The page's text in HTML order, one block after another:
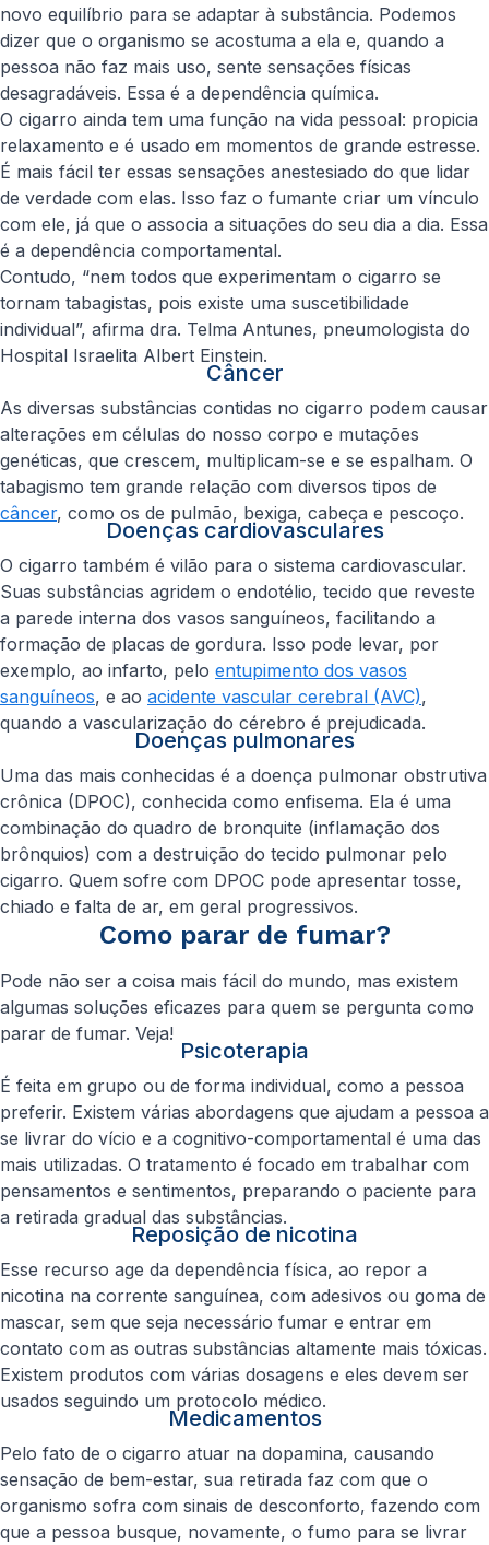
novo equilíbrio para se adaptar à substância. Podemos
dizer que o organismo se acostuma a ela e, quando a
pessoa não faz mais uso, sente sensações físicas
desagradáveis. Essa é a dependência química.
O cigarro ainda tem uma função na vida pessoal: propicia
relaxamento e é usado em momentos de grande estresse.
É mais fácil ter essas sensações anestesiado do que lidar
de verdade com elas. Isso faz o fumante criar um vínculo
com ele, já que o associa a situações do seu dia a dia. Essa
é a dependência comportamental.
Contudo, “nem todos que experimentam o cigarro se
tornam tabagistas, pois existe uma suscetibilidade
individual”, afirma dra. Telma Antunes, pneumologista do
Hospital Israelita Albert Einstein.
Câncer
As diversas substâncias contidas no cigarro podem causar
alterações em células do nosso corpo e mutações
genéticas, que crescem, multiplicam-se e se espalham. O
tabagismo tem grande relação com diversos tipos de
câncer, como os de pulmão, bexiga, cabeça e pescoço.
Doenças cardiovasculares
O cigarro também é vilão para o sistema cardiovascular.
Suas substâncias agridem o endotélio, tecido que reveste
a parede interna dos vasos sanguíneos, facilitando a
formação de placas de gordura. Isso pode levar, por
exemplo, ao infarto, pelo entupimento dos vasos
sanguíneos, e ao acidente vascular cerebral (AVC),
quando a vascularização do cérebro é prejudicada.
Doenças pulmonares
Uma das mais conhecidas é a doença pulmonar obstrutiva
crônica (DPOC), conhecida como enfisema. Ela é uma
combinação do quadro de bronquite (inflamação dos
brônquios) com a destruição do tecido pulmonar pelo
cigarro. Quem sofre com DPOC pode apresentar tosse,
chiado e falta de ar, em geral progressivos.
Como parar de fumar?
Pode não ser a coisa mais fácil do mundo, mas existem
algumas soluções eficazes para quem se pergunta como
parar de fumar. Veja!
Psicoterapia
É feita em grupo ou de forma individual, como a pessoa
preferir. Existem várias abordagens que ajudam a pessoa a
se livrar do vício e a cognitivo-comportamental é uma das
mais utilizadas. O tratamento é focado em trabalhar com
pensamentos e sentimentos, preparando o paciente para
a retirada gradual das substâncias.
Reposição de nicotina
Esse recurso age da dependência física, ao repor a
nicotina na corrente sanguínea, com adesivos ou goma de
mascar, sem que seja necessário fumar e entrar em
contato com as outras substâncias altamente mais tóxicas.
Existem produtos com várias dosagens e eles devem ser
usados seguindo um protocolo médico.
Medicamentos
Pelo fato de o cigarro atuar na dopamina, causando
sensação de bem-estar, sua retirada faz com que o
organismo sofra com sinais de desconforto, fazendo com
que a pessoa busque, novamente, o fumo para se livrar